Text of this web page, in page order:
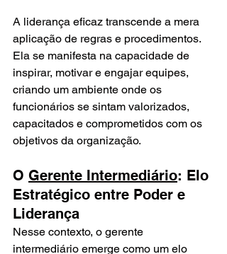
A liderança eficaz transcende a mera
aplicação de regras e procedimentos.
Ela se manifesta na capacidade de
inspirar, motivar e engajar equipes,
criando um ambiente onde os
funcionários se sintam valorizados,
capacitados e comprometidos com os
objetivos da organização.
O Gerente Intermediário: Elo
Estratégico entre Poder e
Liderança
Nesse contexto, o gerente
intermediário emerge como um elo